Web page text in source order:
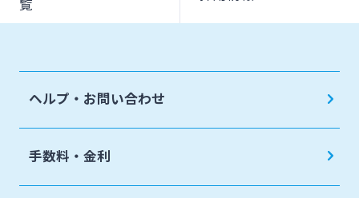
ペイジー口座振替受付サービス
キャッシュレス決済サービス
インターネット口座振替受付サービス
てきぱきパソコンサービス
地域密着型支援
海外進出支援
覧
ヘルプ・お問い合わせ
手数料・金利